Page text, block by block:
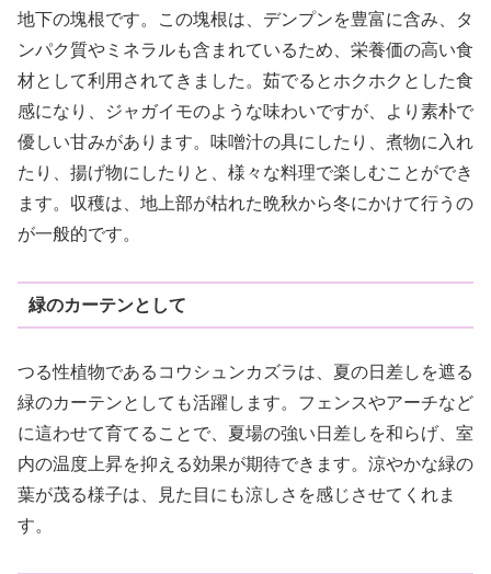
地下の塊根です。この塊根は、デンプンを豊富に含み、タ
ンパク質やミネラルも含まれているため、栄養価の高い食
材として利用されてきました。茹でるとホクホクとした食
感になり、ジャガイモのような味わいですが、より素朴で
優しい甘みがあります。味噌汁の具にしたり、煮物に入れ
たり、揚げ物にしたりと、様々な料理で楽しむことができ
ます。収穫は、地上部が枯れた晩秋から冬にかけて行うの
が一般的です。
緑のカーテンとして
つる性植物であるコウシュンカズラは、夏の日差しを遮る
緑のカーテンとしても活躍します。フェンスやアーチなど
に這わせて育てることで、夏場の強い日差しを和らげ、室
内の温度上昇を抑える効果が期待できます。涼やかな緑の
葉が茂る様子は、見た目にも涼しさを感じさせてくれま
す。